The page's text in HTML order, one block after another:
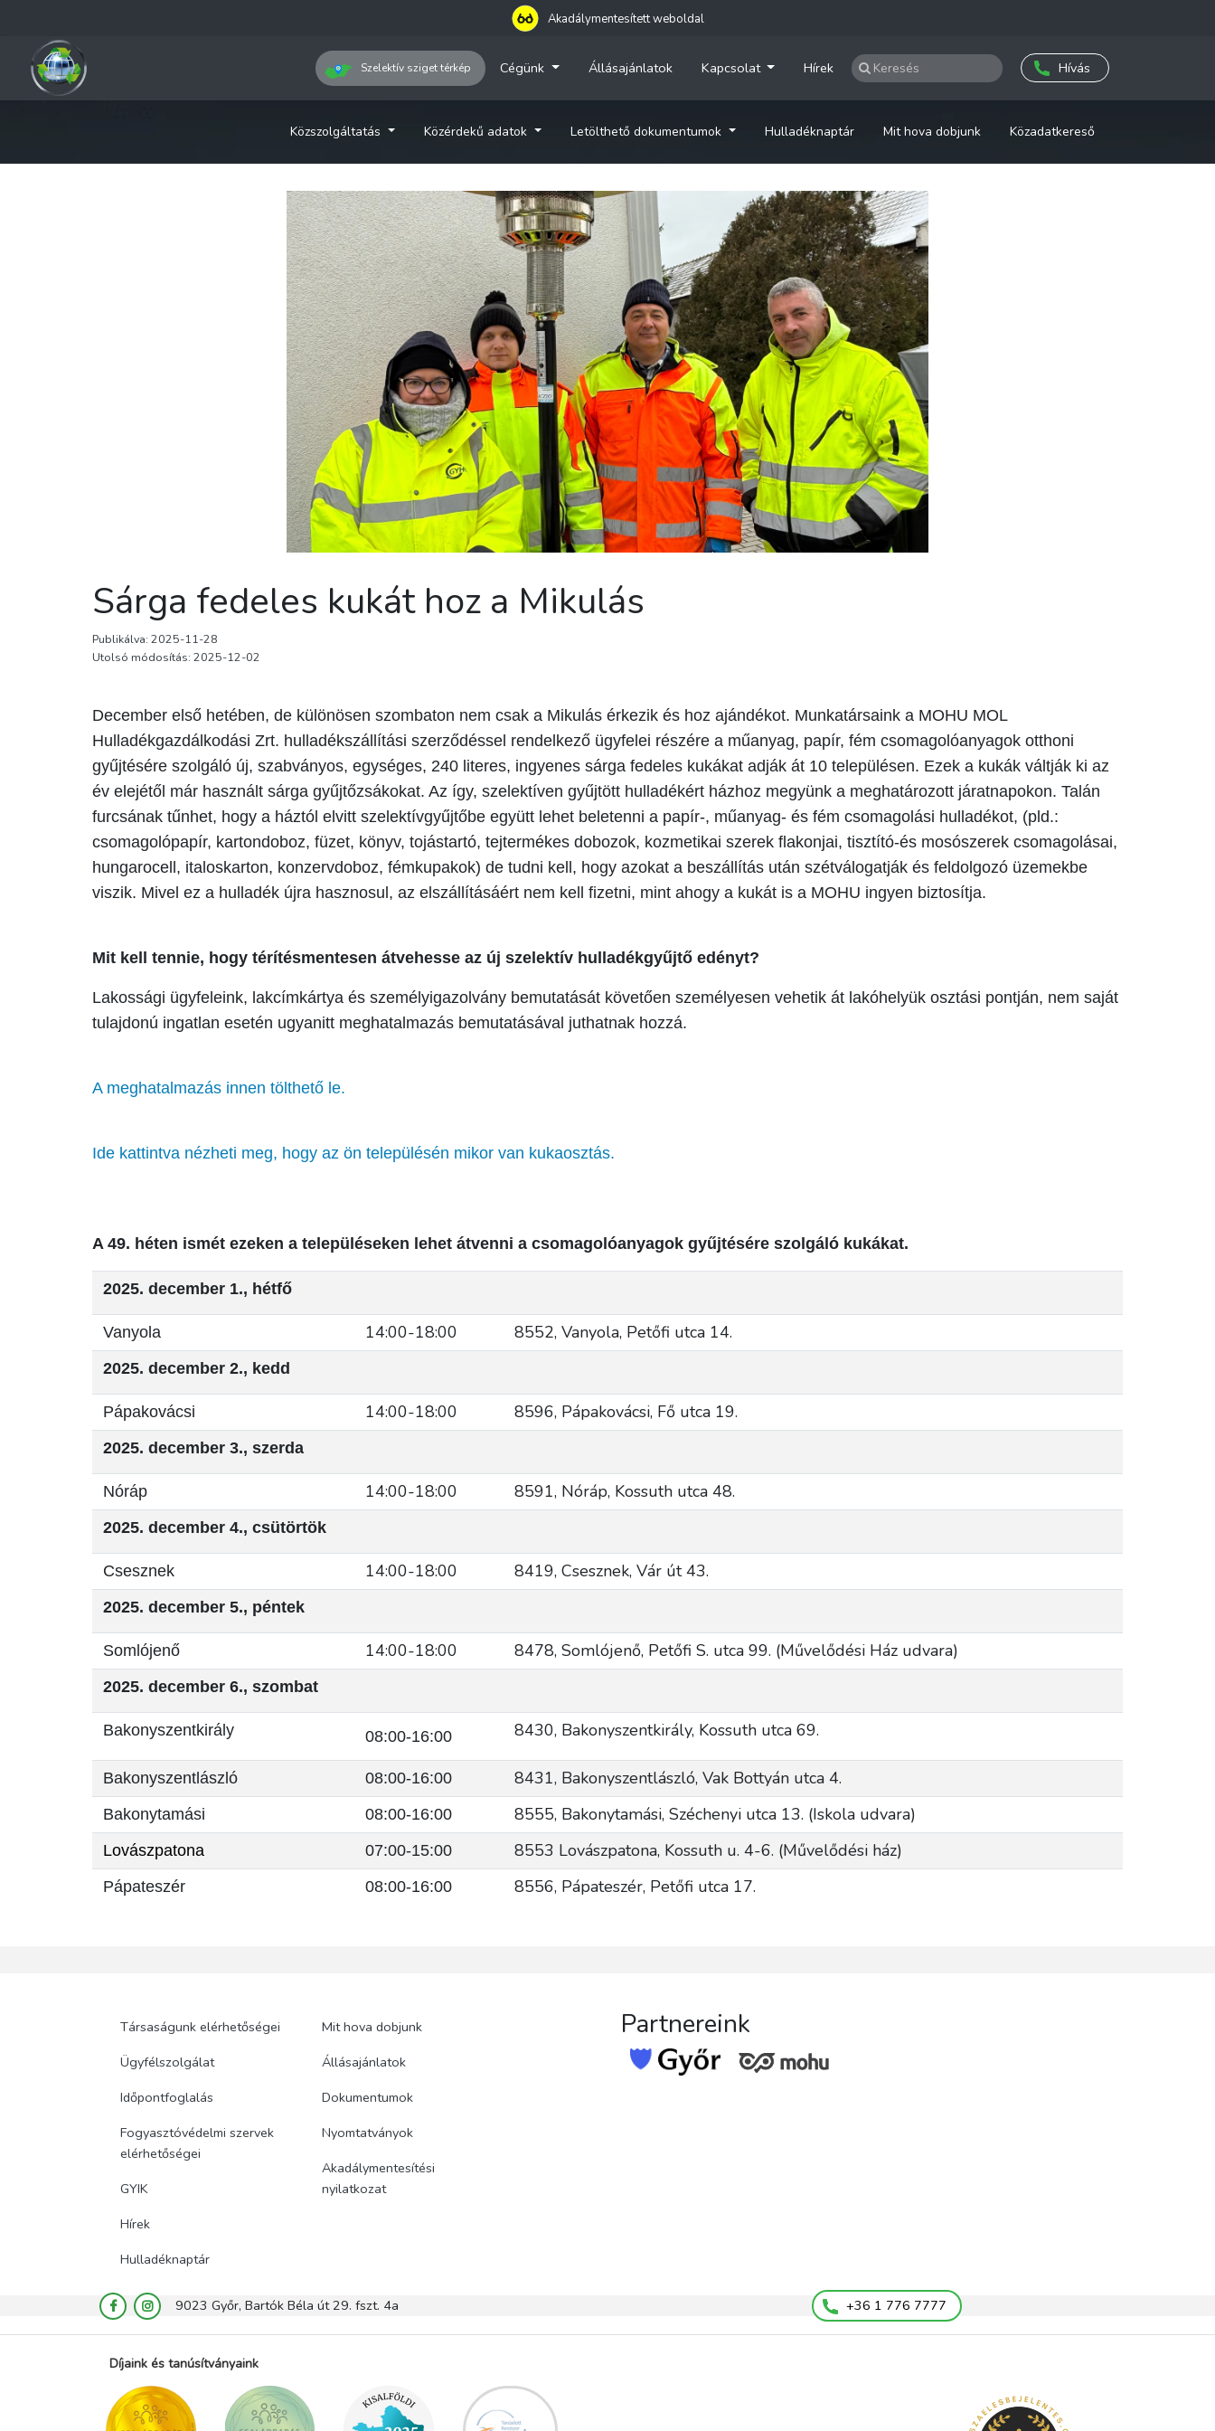
Akadálymentesített weboldal
Szelektív sziget térkép Cégünk Állásajánlatok Kapcsolat Hírek Hívás
Közszolgáltatás Közérdekű adatok Letölthető dokumentumok Hulladéknaptár Mit hova dobjunk Közadatkereső
Sárga fedeles kukát hoz a Mikulás
Publikálva: 2025-11-28
Utolsó módosítás: 2025-12-02
December első hetében, de különösen szombaton nem csak a Mikulás érkezik és hoz ajándékot. Munkatársaink a MOHU MOL
Hulladékgazdálkodási Zrt. hulladékszállítási szerződéssel rendelkező ügyfelei részére a műanyag, papír, fém csomagolóanyagok otthoni
gyűjtésére szolgáló új, szabványos, egységes, 240 literes, ingyenes sárga fedeles kukákat adják át 10 településen. Ezek a kukák váltják ki az
év elejétől már használt sárga gyűjtőzsákokat. Az így, szelektíven gyűjtött hulladékért házhoz megyünk a meghatározott járatnapokon. Talán
furcsának tűnhet, hogy a háztól elvitt szelektívgyűjtőbe együtt lehet beletenni a papír-, műanyag- és fém csomagolási hulladékot, (pld.:
csomagolópapír, kartondoboz, füzet, könyv, tojástartó, tejtermékes dobozok, kozmetikai szerek flakonjai, tisztító-és mosószerek csomagolásai,
hungarocell, italoskarton, konzervdoboz, fémkupakok) de tudni kell, hogy azokat a beszállítás után szétválogatják és feldolgozó üzemekbe
viszik. Mivel ez a hulladék újra hasznosul, az elszállításáért nem kell fizetni, mint ahogy a kukát is a MOHU ingyen biztosítja.
Mit kell tennie, hogy térítésmentesen átvehesse az új szelektív hulladékgyűjtő edényt?
Lakossági ügyfeleink, lakcímkártya és személyigazolvány bemutatását követően személyesen vehetik át lakóhelyük osztási pontján, nem saját
tulajdonú ingatlan esetén ugyanitt meghatalmazás bemutatásával juthatnak hozzá.
A meghatalmazás innen tölthető le.
Ide kattintva nézheti meg, hogy az ön településén mikor van kukaosztás.
A 49. héten ismét ezeken a településeken lehet átvenni a csomagolóanyagok gyűjtésére szolgáló kukákat.
2025. december 1., hétfő
Vanyola 14:00-18:00 8552, Vanyola, Petőfi utca 14.
2025. december 2., kedd
Pápakovácsi 14:00-18:00 8596, Pápakovácsi, Fő utca 19.
2025. december 3., szerda
Nóráp 14:00-18:00 8591, Nóráp, Kossuth utca 48.
2025. december 4., csütörtök
Csesznek 14:00-18:00 8419, Csesznek, Vár út 43.
2025. december 5., péntek
Somlójenő 14:00-18:00 8478, Somlójenő, Petőfi S. utca 99. (Művelődési Ház udvara)
2025. december 6., szombat
Bakonyszentkirály 08:00-16:00 8430, Bakonyszentkirály, Kossuth utca 69.
Bakonyszentlászló 08:00-16:00 8431, Bakonyszentlászló, Vak Bottyán utca 4.
Bakonytamási 08:00-16:00 8555, Bakonytamási, Széchenyi utca 13. (Iskola udvara)
Lovászpatona 07:00-15:00 8553 Lovászpatona, Kossuth u. 4-6. (Művelődési ház)
Pápateszér 08:00-16:00 8556, Pápateszér, Petőfi utca 17.
Társaságunk elérhetőségei
Ügyfélszolgálat
Időpontfoglalás
Fogyasztóvédelmi szervek
elérhetőségei
GYIK
Hírek
Hulladéknaptár
Mit hova dobjunk
Állásajánlatok
Dokumentumok
Nyomtatványok
Akadálymentesítési
nyilatkozat
Partnereink
9023 Győr, Bartók Béla út 29. fszt. 4a +36 1 776 7777
Díjaink és tanúsítványaink